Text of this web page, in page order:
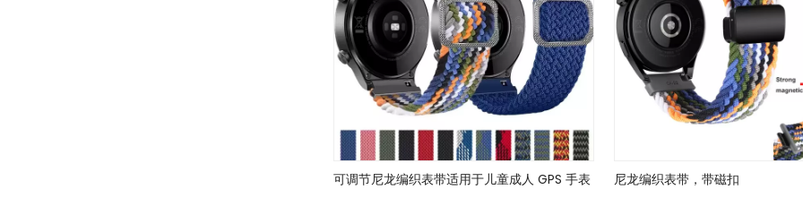
可调节尼龙编织表带适用于儿童成人 GPS 手表 尼龙编织表带，带磁扣